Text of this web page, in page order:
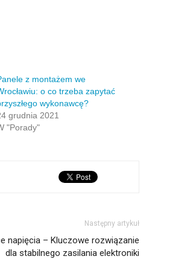
z montażem we
o co trzeba zapytać
wykonawcę?
grudnia 2021
"Porady"
Następny artykuł
napięcia – Kluczowe rozwiązanie
dla stabilnego zasilania elektroniki